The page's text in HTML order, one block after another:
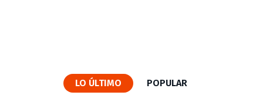
LO ÚLTIMO POPULAR